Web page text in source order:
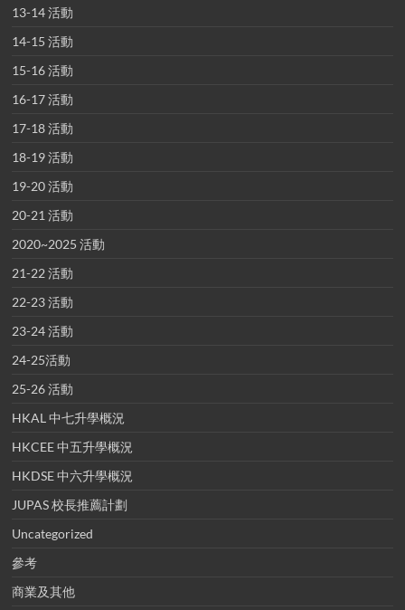
13-14 活動
14-15 活動
15-16 活動
16-17 活動
17-18 活動
18-19 活動
19-20 活動
20-21 活動
2020~2025 活動
21-22 活動
22-23 活動
23-24 活動
24-25活動
25-26 活動
HKAL 中七升學概況
HKCEE 中五升學概況
HKDSE 中六升學概況
JUPAS 校長推薦計劃
Uncategorized
參考
商業及其他